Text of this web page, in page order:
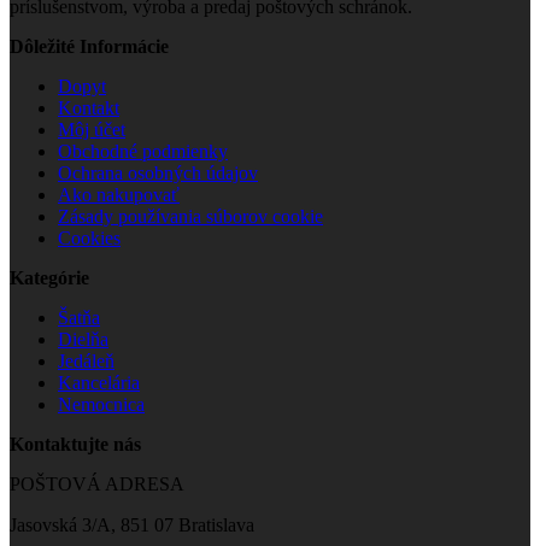
priemyselným, kancelárskym a kovovým nábytkom a
Dôležité Informácie
Dopyt
Kontakt
Môj účet
Obchodné podmienky
Ochrana osobných údajov
Ako nakupovať
Zásady používania súborov cookie
Kategórie
Šatňa
Dielňa
Jedáleň
Kancelária
Nemocnica
Kontaktujte nás